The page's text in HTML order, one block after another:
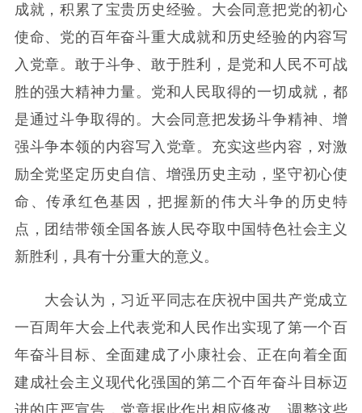
成就，积累了宝贵历史经验。大会同意把党的初心
使命、党的百年奋斗重大成就和历史经验的内容写
入党章。敢于斗争、敢于胜利，是党和人民不可战
胜的强大精神力量。党和人民取得的一切成就，都
是通过斗争取得的。大会同意把发扬斗争精神、增
强斗争本领的内容写入党章。充实这些内容，对激
励全党坚定历史自信、增强历史主动，坚守初心使
命、传承红色基因，把握新的伟大斗争的历史特
点，团结带领全国各族人民夺取中国特色社会主义
新胜利，具有十分重大的意义。
大会认为，习近平同志在庆祝中国共产党成立
一百周年大会上代表党和人民作出实现了第一个百
年奋斗目标、全面建成了小康社会、正在向着全面
建成社会主义现代化强国的第二个百年奋斗目标迈
进的庄严宣告，党章据此作出相应修改。调整这些